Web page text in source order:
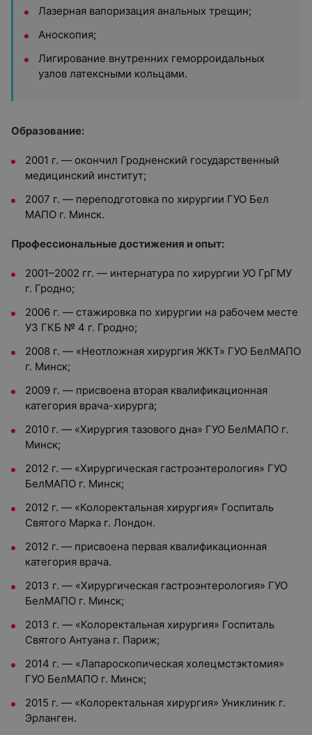
Лазерная вапоризация анальных трещин;
Аноскопия;
Лигирование внутренних геморроидальных
узлов латексными кольцами.
Образование:
2001 г. — окончил Гродненский государственный
медицинский институт;
2007 г. — переподготовка по хирургии ГУО Бел
МАПО г. Минск.
Профессиональные достижения и опыт:
2001–2002 гг. — интернатура по хирургии УО ГрГМУ
г. Гродно;
2006 г. — стажировка по хирургии на рабочем месте
УЗ ГКБ № 4 г. Гродно;
2008 г. — «Неотложная хирургия ЖКТ» ГУО БелМАПО
г. Минск;
2009 г. — присвоена вторая квалификационная
категория врача-хирурга;
2010 г. — «Хирургия тазового дна» ГУО БелМАПО г.
Минск;
2012 г. — «Хирургическая гастроэнтерология» ГУО
БелМАПО г. Минск;
2012 г. — «Колоректальная хирургия» Госпиталь
Святого Марка г. Лондон.
2012 г. — присвоена первая квалификационная
категория врача.
2013 г. — «Хирургическая гастроэнтерология» ГУО
БелМАПО г. Минск;
2013 г. — «Колоректальная хирургия» Госпиталь
Святого Антуана г. Париж;
2014 г. — «Лапароскопическая холецмстэктомия»
ГУО БелМАПО г. Минск;
2015 г. — «Колоректальная хирургия» Униклиник г.
Эрланген.